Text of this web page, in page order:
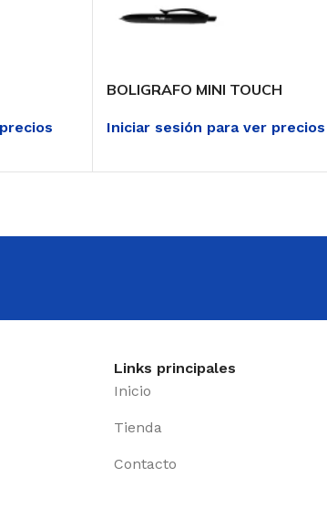
BOLIGRAFO MINI TOUCH
Iniciar sesión para ver precios
Links principales
Inicio
Tienda
Contacto